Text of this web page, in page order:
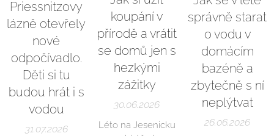
Priessnitzovy
lázně otevřely
nové
odpočívadlo.
Děti si tu
budou hrát i s
vodou
31.07.2026
koupání v
přírodě a vrátit
se domů jen s
hezkými
zážitky
30.06.2026
Léto na Jesenicku
správně starat
o vodu v
domácím
bazéně a
zbytečně s ní
neplýtvat
26.06.2026